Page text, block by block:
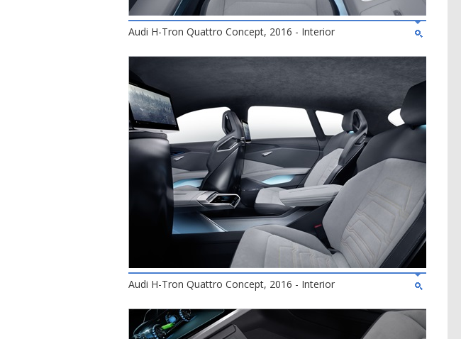
Audi H-Tron Quattro Concept, 2016 - Interior
Audi H-Tron Quattro Concept, 2016 - Interior